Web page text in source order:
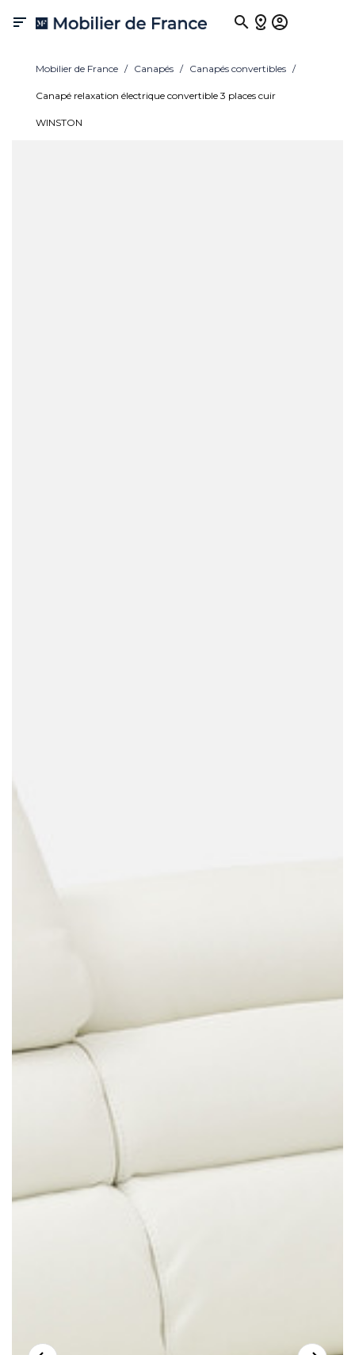

Mobilier de France Canapés Canapés convertibles
Canapé relaxation électrique convertible 3 places cuir
WINSTON